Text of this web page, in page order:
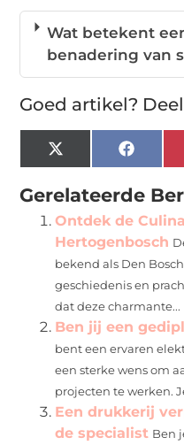
Wat betekent
benadering van
Goed artikel?
X
(Twitter)
Gerelateerde
Ontdek de
Hertogenbosch
bekend als Den
geschiedenis en
dat deze charmante...
Ben jij een
bent een ervaren
een sterke wens om
projecten te werken.
Een drukkerij
de specialist Ben